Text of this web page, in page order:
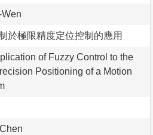
Wen
於極限精度定位控制的應用
of Fuzzy Control to the
Positioning of a Motion